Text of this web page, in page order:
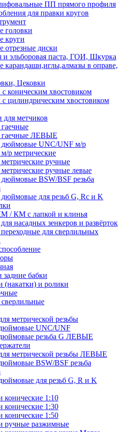
ПП прямого профиля
для правки кругов
головки
круги
отрезные диски
и эльборовая паста, ГОИ, Шкурка
карандаши,иглы,алмазы в оправе,
Цековки
с коническим хвостовиком
с цилиндрическим хвостовиком
для метчиков
гаечные ЛЕВЫЕ
UNC/UNF м/р
р метрические
ручные
ручные левые
BSW/BSF резьба
для резьб G, Rc и K
/ КМ с лапкой и клинья
насадных зенкеров и развёрток
для сверлильных
бабки
(накатки) и ролики
метрической резьбы
UNC/UNF
резьба G ЛЕВЫЕ
метрической резьбы ЛЕВЫЕ
BSW/BSF резьба
для резьб G, R и K
конические 1:10
конические 1:30
конические 1:50
ручные разжимные